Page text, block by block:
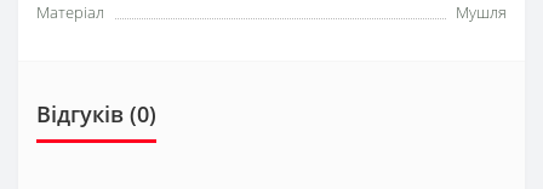
Матеріал
Мушля
Відгуків (0)